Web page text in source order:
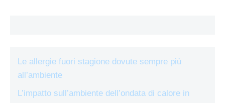
Le allergie fuori stagione dovute sempre più
all’ambiente
L’impatto sull’ambiente dell’ondata di calore in